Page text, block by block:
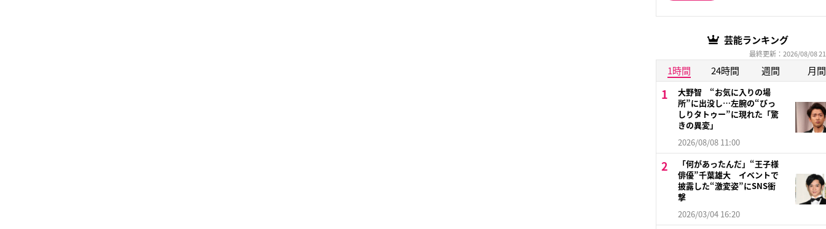
芸能ランキング
最終更新：2026/08/08
1時間 24時間 週間 月間
大野智 “お気に入りの場
所”に出没し…左腕の“びっ
しりタトゥー”に現れた「驚
きの異変」
2026/08/08 11:00
「何があったんだ」“王子様
俳優”千葉雄大 イベントで
披露した“激変姿”にSNS衝
撃
2026/03/04 16:20